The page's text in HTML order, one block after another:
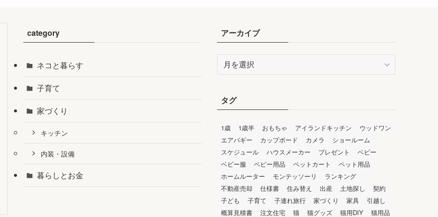
category
ネコと暮らす
子育て
家づくり
キッチン
内装・設備
暮らしとお金
アーカイブ
ー
イ
ブ
タグ
1歳 1歳半 おもちゃ アイランドキッチン
ウッドワン
エアバギー
カップボード カメラ
ショールーム
スケジュール
ハウスメーカー プレゼント
ベビー
ベビー服
ベビー用品 ペットカート
ペット用品
ホームルーター
モンテッソーリ
ランキング
不動産売却
仕様書 住み替え 出産 土地探し
契約
子ども
子育て 子連れ旅行 家づくり 家具
引越し
概算見積書
注文住宅 猫 猫グッズ 猫用DIY 猫用品